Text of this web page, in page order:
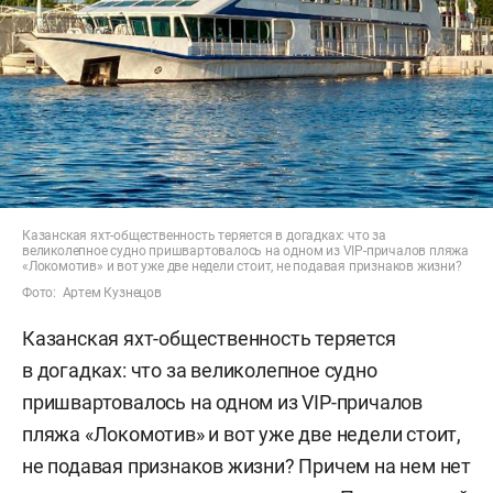
Казанская яхт-общественность теряется в догадках: что за
великолепное судно пришвартовалось на одном из VIP-причалов пляжа
«Локомотив» и вот уже две недели стоит, не подавая признаков жизни?
Фото: Артем Кузнецов
Казанская яхт-общественность теряется
в догадках: что за великолепное судно
пришвартовалось на одном из VIP-причалов
пляжа «Локомотив» и вот уже две недели стоит,
не подавая признаков жизни? Причем на нем нет